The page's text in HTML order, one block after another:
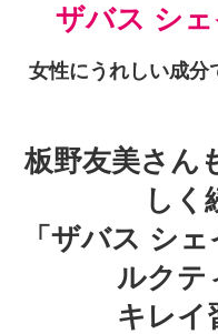
ザバス シ
女性にうれしい成分
板野友美さん
しく
「ザバス シ
ルクテ
キレイ